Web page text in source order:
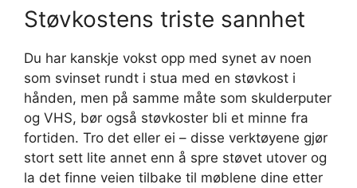
Støvkostens triste sannhet
Du har kanskje vokst opp med synet av noen
som svinset rundt i stua med en støvkost i
hånden, men på samme måte som skulderputer
og VHS, bør også støvkoster bli et minne fra
fortiden. Tro det eller ei – disse verktøyene gjør
stort sett lite annet enn å spre støvet utover og
la det finne veien tilbake til møblene dine etter